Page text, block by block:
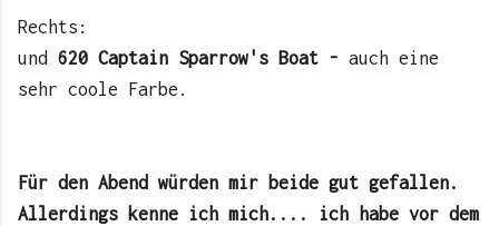
Rechts:
und 620 Captain Sparrow's Boat - auch eine
sehr coole Farbe.
Für den Abend würden mir beide gut gefallen.
Allerdings kenne ich mich.... ich habe vor dem